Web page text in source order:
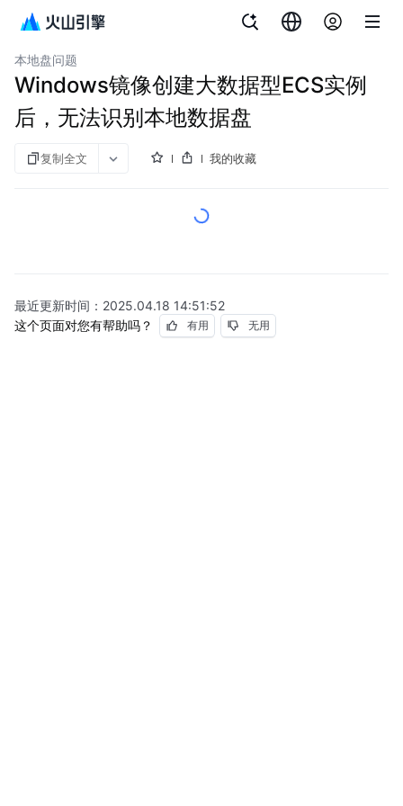
云服务器
本地盘问题
Windows镜像创建大数据型ECS实例
后，无法识别本地数据盘
复制全文 我的收藏
最近更新时间： 2025.04.18 14:51:52
这个页面对您有帮助吗？
有用 无用